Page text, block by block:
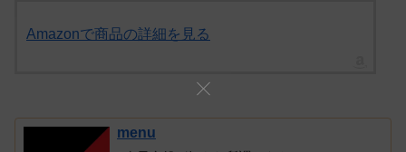
Amazonで商品の詳細を見る
menu